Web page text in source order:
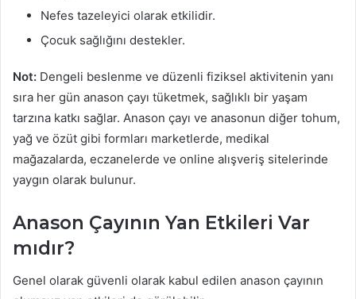
Nefes tazeleyici olarak etkilidir.
Çocuk sağlığını destekler.
Not: Dengeli beslenme ve düzenli fiziksel aktivitenin yanı
sıra her gün anason çayı tüketmek, sağlıklı bir yaşam
tarzına katkı sağlar. Anason çayı ve anasonun diğer tohum,
yağ ve özüt gibi formları marketlerde, medikal
mağazalarda, eczanelerde ve online alışveriş sitelerinde
yaygın olarak bulunur.
Anason Çayının Yan Etkileri Var
mıdır?
Genel olarak güvenli olarak kabul edilen anason çayının